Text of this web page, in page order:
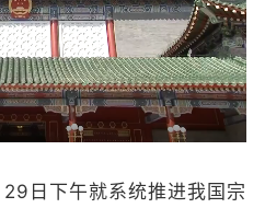
日下午就系统推进我国宗